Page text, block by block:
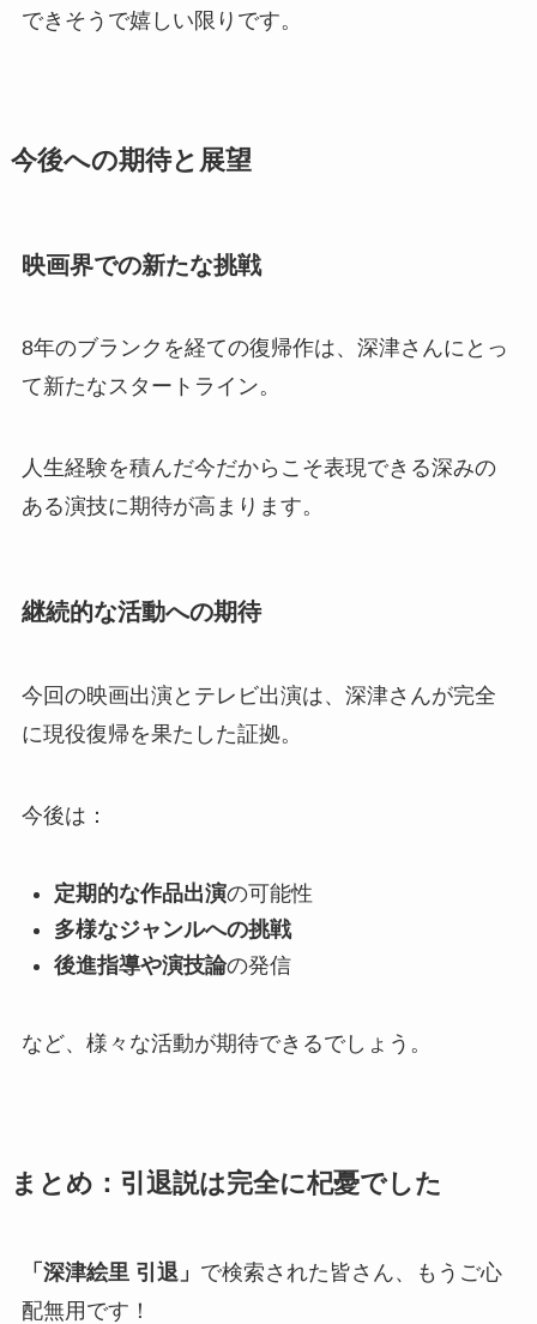
できそうで嬉しい限りです。
今後への期待と展望
映画界での新たな挑戦
8年のブランクを経ての復帰作は、深津さんにとっ
て新たなスタートライン。
人生経験を積んだ今だからこそ表現できる深みの
ある演技に期待が高まります。
継続的な活動への期待
今回の映画出演とテレビ出演は、深津さんが完全
に現役復帰を果たした証拠。
今後は：
定期的な作品出演の可能性
多様なジャンルへの挑戦
後進指導や演技論の発信
など、様々な活動が期待できるでしょう。
まとめ：引退説は完全に杞憂でした
「深津絵里 引退」 で検索された皆さん、もうご心
配無用です！